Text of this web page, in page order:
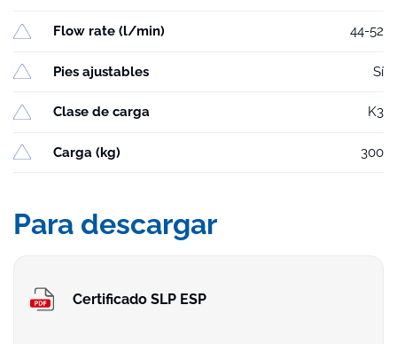
Flow rate (l/min) 44-52
Pies ajustables Sí
Clase de carga K3
Carga (kg) 300
Para descargar
Certificado SLP ESP